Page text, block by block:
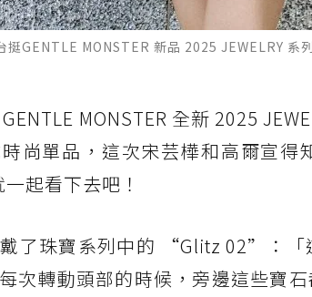
挺GENTLE MONSTER 新品 2025 JEWELRY 系
MONSTER 全新 2025
尚單品，這次宋芸樺和高爾宣得
起看下去吧！
了珠寶系列中的 “Glitz 02”：「
次轉動頭部的時候，旁邊這些寶